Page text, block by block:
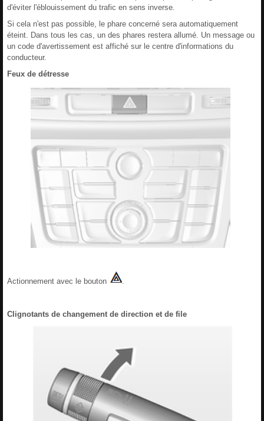
d'éviter l'éblouissement du trafic en sens inverse.
Si cela n'est pas possible, le phare concerné sera automatiquement
éteint. Dans tous les cas, un des phares restera allumé. Un message ou
un code d'avertissement est affiché sur le centre d'informations du
conducteur.
Feux de détresse
Actionnement avec le bouton
Clignotants de changement de direction et de file